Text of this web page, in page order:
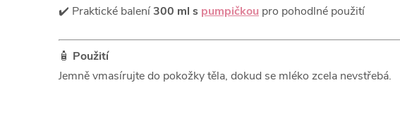
✔️ Praktické balení300 ml s pumpičkou pro pohodlné použití
🧴 Použití
Jemně vmasírujte do pokožky těla, dokud se mléko zcela nevstřebá.